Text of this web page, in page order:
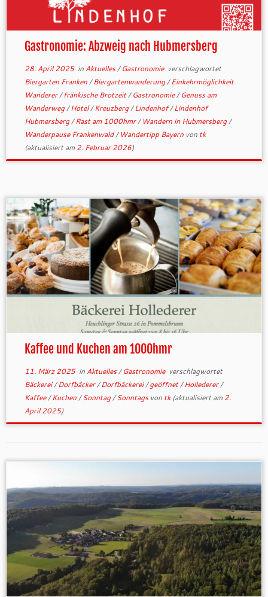
Gastronomie: Abzweig nach Hubmersberg
28. April 2025in Aktuelles/Gastronomie verschlagwortet
Biergarten Franken/Biergartenwanderung/Einkehrmöglichkeit
Wanderer/fränkische Brotzeit/Gastronomie/Genuss am
Wanderweg/Hotel/Kreuzberg/Lindenhof/Lindenhof
Hubmersberg/Rast am 1000hmr/ Wandern in Hubmersberg/
Wanderpause Frankenwald/ Wandertipp Bayern von tk
(aktualisiert am 2. Februar 2026)
Kaffee und Kuchen am 1000hmr
11. März 2025in Aktuelles/Gastronomie verschlagwortet
Bäckerei/Dorfbäcker/Dorfbäckerei/geöffnet/Hollederer/
Kaffee/Kuchen/Sonntag/Sonntags von tk(aktualisiert am 2.
April 2025)